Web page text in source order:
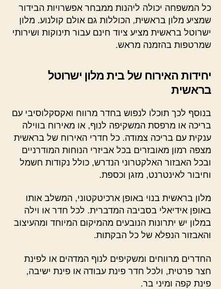
כל המשפחה יכולה ליהנות ממבחר אפשרויות הבידור
שמציע מלון בראשית, הכוללות גם אולם קולנוע. מלון
ישרוטל בראשית מציע ציוד חינם עבור תינוקות ושירותי
שמרטפות בהזמנה מראש.
יחידות האירוח של בית מלון ישרוטל
בראשית
בנוסף לכך תוכלו לנפוש בחדר מרווח ואקסקלוסיבי עם
בריכה או מרפסת המשקיפה לנוף, או מאירוח בווילה
ענקית עם בריכה צמודה. כל חדרי האירוח של בראשית
מצפה רמון מאובזרים בכל אביזרי הנוחות המודרניים
ובכל האבזור האלקטרוני הנדרש, כולל נקודות חשמל
וחיבור לאינטרנט, מזגן וכספת.
מלון בראשית בנוי באופן ארכיטקטוני, המשלב אותו
באופן אידיאלי בסביבה המדברית. לכל חדר או וילה
במלון יש יתרונות הנובעים מהמיקום המיוחד ומהעיצוב
והאבזור הנפלא של כל הבקתות.
החדרים מרווחים ומשקיפים לנוף המדהים או לפינת
חצר פרטית, ולכל חדר פינת עבודה או פינת ישיבה,
פינת קפה ומיני בר.